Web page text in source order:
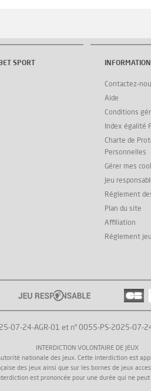
SPORT
Contactez-
Aide
Conditions
Index égalité
Charte de
Personnelles
Gérer mes
Jeu
Réglement
Plan du site
Affiliation
Réglement
07-24-AGR-01 et n° 0055-PS-2025-07-
INTERDICTION VOLONTAIRE DE JEUX
nationale des jeux. Cette interdiction est
des jeux ainsi que sur les bornes de jeux
est prononcée pour une durée qui ne